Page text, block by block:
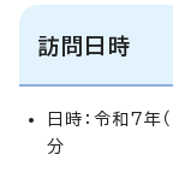
訪問日時
日時：令和7
分